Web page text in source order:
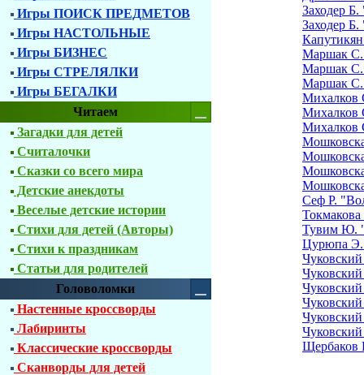
Игры ПОИСК ПРЕДМЕТОВ
Игры НАСТОЛЬНЫЕ
Игры БИЗНЕС
Игры СТРЕЛЯЛКИ
Игры БЕГАЛКИ
Читаем
Загадки для детей
Считалочки
Сказки со всего мира
Детские анекдоты
Веселые детские истории
Стихи для детей (Авторы)
Стихи к праздникам
Статьи для родителей
Головоломки
Настенные кроссворды
Лабиринты
Классические кроссворды
Сканворды для детей
Заходер
Заходер
Маршак С.
Маршак
Маршак
Михалков
Михалков
Сеф Р.
Тувим Ю.
Цурюпа Э.
Щербаков